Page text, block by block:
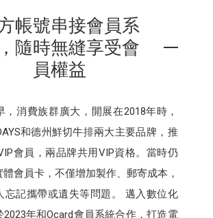
帳號串接會員系
隨時無縫享受會
員權益
，消費族群廣大，開展在2018年時，
和德州鮮切牛排兩大主要品牌，推
會員，兩品牌共用VIP資格。當時仍
會員卡，不僅增加製作、郵寄成本，
忘記攜帶或遺失等問題。 邁入數位化
2023年和Ocard會員系統合作，打造電